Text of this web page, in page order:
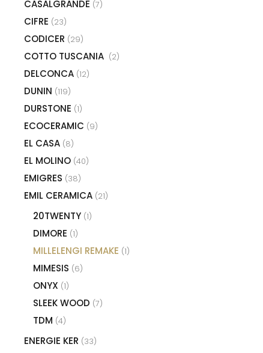
CASALGRANDE (7)
CIFRE (23)
CODICER (29)
COTTO TUSCANIA (2)
DELCONCA (12)
DUNIN (119)
DURSTONE (1)
ECOCERAMIC (9)
EL CASA (8)
EL MOLINO (40)
EMIGRES (38)
EMIL CERAMICA (21)
20TWENTY (1)
DIMORE (1)
MILLELENGI REMAKE (1)
MIMESIS (6)
ONYX (1)
SLEEK WOOD (7)
TDM (4)
ENERGIE KER (33)